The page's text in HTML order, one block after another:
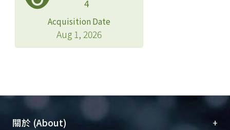
4
Acquisition Date
Aug 1, 2026
關於 (About) +